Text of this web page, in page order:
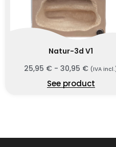
Natur-3d V1
25,95 € - 30,95 € (IVA
See product